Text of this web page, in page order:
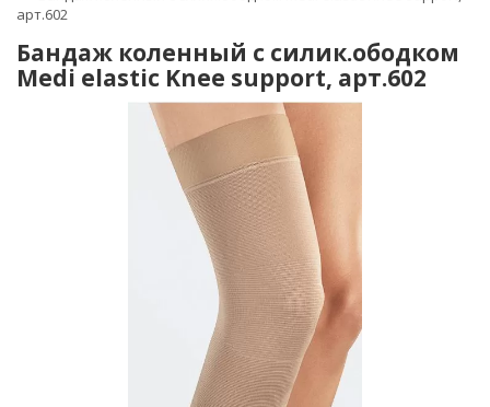
арт.602
Бандаж коленный c силик.ободком
Medi elastic Knee support, арт.602